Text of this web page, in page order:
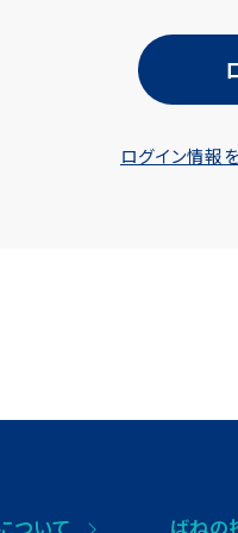
ログイン情報